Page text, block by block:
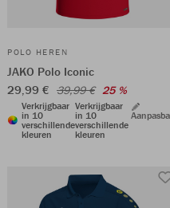
POLO HEREN
JAKO Polo Iconic
29,99 € 39,99 € 25 %
Verkrijgbaar
in 10
verschillende
kleuren
Verkrijgbaar
in 10
verschillende
kleuren